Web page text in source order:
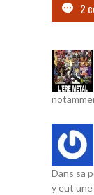
2
Dans sa
y eut une